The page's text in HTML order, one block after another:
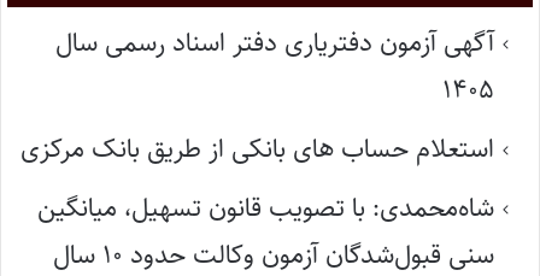
آگهی آزمون دفتریاری دفتر اسناد رسمی سال
۱۴۰۵
استعلام حساب های بانکی از طریق بانک مرکزی
شاه‌محمدی: با تصویب قانون تسهیل، میانگین
سنی قبول‌شدگان آزمون وکالت حدود ۱۰ سال